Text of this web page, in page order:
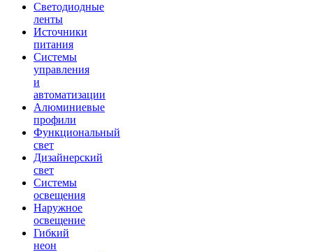
Светодиодные
ленты
Источники
питания
Системы
управления
и
автоматизации
Алюминиевые
профили
Функциональный
свет
Дизайнерский
свет
Системы
освещения
Наружное
освещение
Гибкий
неон